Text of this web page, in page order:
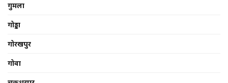
गुमला
गोड्डा
गोरखपुर
गोवा